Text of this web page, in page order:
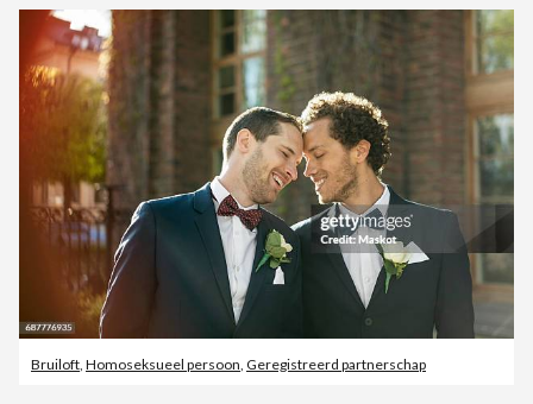
Bruiloft Homoseksueel persoon Geregistreerd partnerschap